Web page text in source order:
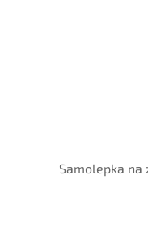
Samolepka na